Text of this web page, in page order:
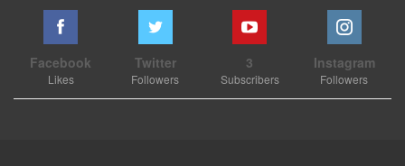
Facebook
Likes
Twitter
Followers
3
Subscribers
Instagram
Followers